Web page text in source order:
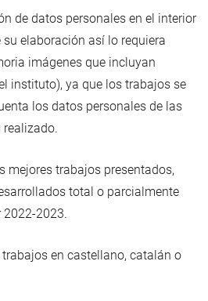
de datos personales en el interior
elaboración así lo requiera
imágenes que incluyan
instituto), ya que los trabajos se
los datos personales de las
realizado.
mejores trabajos presentados,
total o parcialmente
2022-2023.
en castellano, catalán o